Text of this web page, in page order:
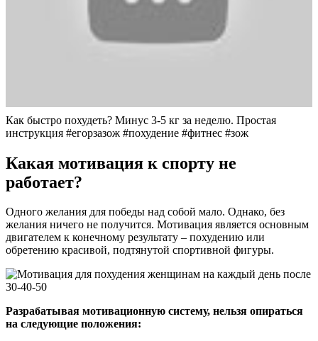
Как быстро похудеть? Минус 3-5 кг за неделю. Простая
инструкция #егорзазож #похудение #фитнес #зож
Какая мотивация к спорту не
работает?
Одного желания для победы над собой мало. Однако, без
желания ничего не получится. Мотивация является основным
двигателем к конечному результату – похудению или
обретению красивой, подтянутой спортивной фигуры.
Разрабатывая мотивационную систему, нельзя опираться
на следующие положения: